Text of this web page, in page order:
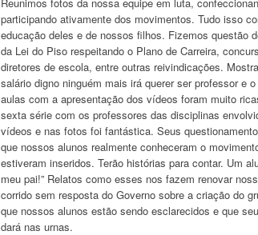
participando ativamente dos movimentos. Tudo isso
educação deles e de nossos filhos. Fizemos questão
da Lei do Piso respeitando o Plano de Carreira,
diretores de escola, entre outras reivindicações.
salário digno ninguém mais irá querer ser professor e
aulas com a apresentação dos vídeos foram muito
sexta série com os professores das disciplinas
vídeos e nas fotos foi fantástica. Seus
que nossos alunos realmente conheceram o
estiveram inseridos. Terão histórias para contar. Um
meu pai!” Relatos como esses nos fazem renovar
corrido sem resposta do Governo sobre a criação do
que nossos alunos estão sendo esclarecidos e que
dará nas urnas.